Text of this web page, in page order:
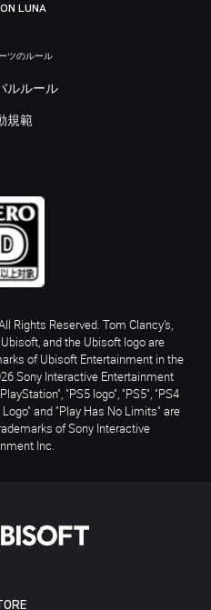
LUNA
ツのルール
ルルール
規範
Rights Reserved. Tom Clancy’s,
and the Ubisoft logo are
of Ubisoft Entertainment in the
Sony Interactive Entertainment
"PS5 logo", "PS5", "PS4
and "Play Has No Limits" are
of Sony Interactive
Inc.